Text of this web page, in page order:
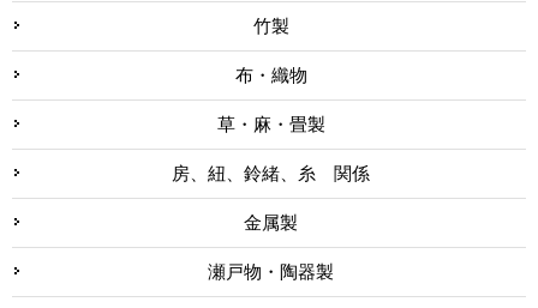
竹製
布・織物
草・麻・畳製
房、紐、鈴緒、糸 関係
金属製
瀬戸物・陶器製